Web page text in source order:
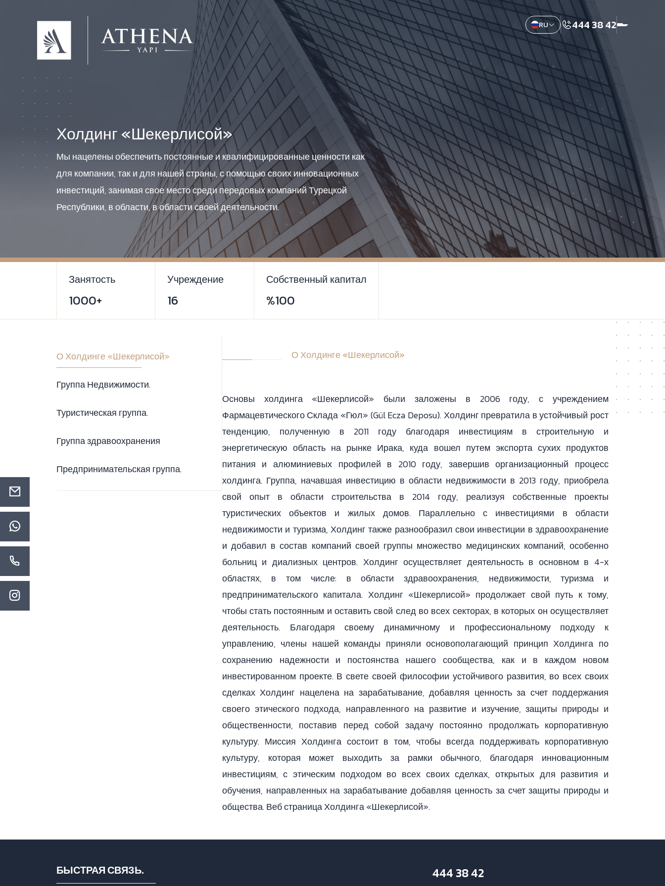
RU 444 38 42
Холдинг «Шекерлисой»
Мы нацелены обеспечить постоянные и квалифицированные ценности как
для компании, так и для нашей страны, с помощью своих инновационных
инвестиций, занимая свое место среди передовых компаний Турецкой
Республики, в области, в области своей деятельности.
Занятость
1000+
Учреждение
16
Собственный капитал
%100
О Холдинге «Шекерлисой»
Группа Недвижимости.
Туристическая группа.
Группа здравоохранения
Предпринимательская группа.
О Холдинге «Шекерлисой»
Основы холдинга «Шекерлисой» были заложены в 2006 году, с учреждением
Фармацевтического Склада «Гюл» (Gül Ecza Deposu). Холдинг превратила в устойчивый рост
тенденцию, полученную в 2011 году благодаря инвестициям в строительную и
энергетическую область на рынке Ирака, куда вошел путем экспорта сухих продуктов
питания и алюминиевых профилей в 2010 году, завершив организационный процесс
холдинга. Группа, начавшая инвестицию в области недвижимости в 2013 году, приобрела
свой опыт в области строительства в 2014 году, реализуя собственные проекты
туристических объектов и жилых домов. Параллельно с инвестициями в области
недвижимости и туризма, Холдинг также разнообразил свои инвестиции в здравоохранение
и добавил в состав компаний своей группы множество медицинских компаний, особенно
больниц и диализных центров. Холдинг осуществляет деятельность в основном в 4-х
областях, в том числе: в области здравоохранения, недвижимости, туризма и
предпринимательского капитала. Холдинг «Шекерлисой» продолжает свой путь к тому,
чтобы стать постоянным и оставить свой след во всех секторах, в которых он осуществляет
деятельность. Благодаря своему динамичному и профессиональному подходу к
управлению, члены нашей команды приняли основополагающий принцип Холдинга по
сохранению надежности и постоянства нашего сообщества, как и в каждом новом
инвестированном проекте. В свете своей философии устойчивого развития, во всех своих
сделках Холдинг нацелена на зарабатывание, добавляя ценность за счет поддержания
своего этического подхода, направленного на развитие и изучение, защиты природы и
общественности, поставив перед собой задачу постоянно продолжать корпоративную
культуру. Миссия Холдинга состоит в том, чтобы всегда поддерживать корпоративную
культуру, которая может выходить за рамки обычного, благодаря инновационным
инвестициям, с этическим подходом во всех своих сделках, открытых для развития и
обучения, направленных на зарабатывание добавляя ценность за счет защиты природы и
общества. Веб страница Холдинга «Шекерлисой».
БЫСТРАЯ СВЯЗЬ. 444 38 42